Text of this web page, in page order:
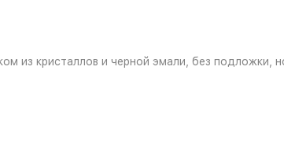
из кристаллов и черной эмали, без